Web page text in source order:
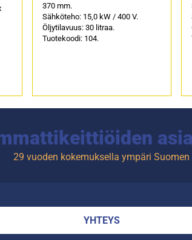
370 mm.
Sähköteho: 15,0 kW / 400 V.
Öljytilavuus: 30 litraa.
Tuotekoodi: 104.
29 vuoden kokemuksella ympäri Suomen
YHTEYS